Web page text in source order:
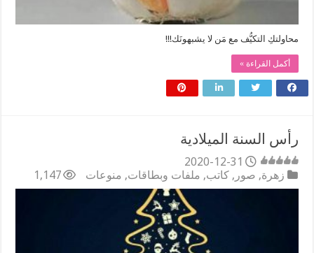
محاولتكِ التكيُّف مع مَن لا يشبهونَك!!!
أكمل القراءة »
رأس السنة الميلادية
2020-12-31
زهرة, صور , كاتب, ملفات وبطاقات, منوعات 1,147